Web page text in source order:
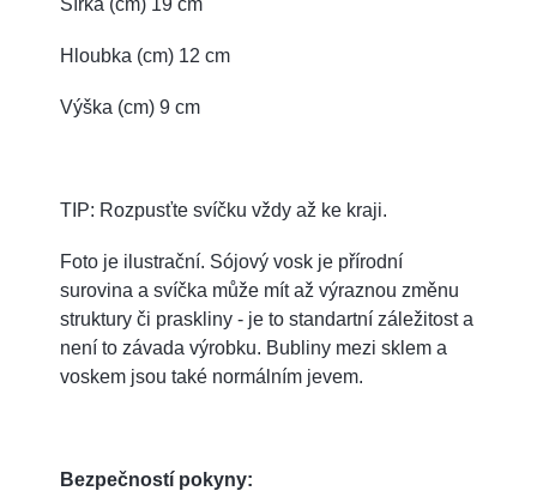
Hloubka (cm) 12 cm
Výška (cm) 9 cm
TIP: Rozpusťte svíčku vždy až ke kraji.
Foto je ilustrační. Sójový vosk je přírodní
surovina a svíčka může mít až výraznou změnu
struktury či praskliny - je to standartní záležitost a
není to závada výrobku. Bubliny mezi sklem a
voskem jsou také normálním jevem.
Bezpečností pokyny: